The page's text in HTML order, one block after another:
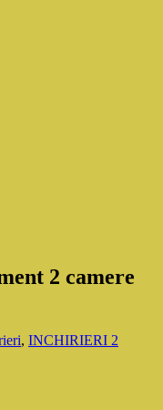
2 camere
, INCHIRIERI 2